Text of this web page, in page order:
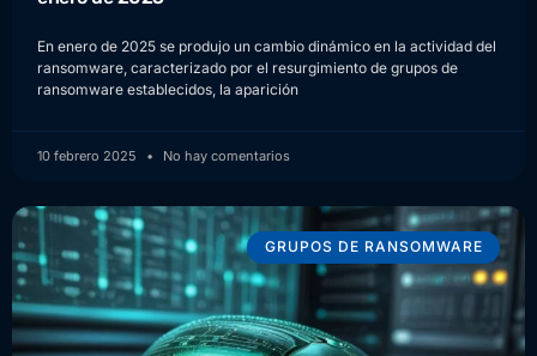
En enero de 2025 se produjo un cambio dinámico en la actividad del
ransomware, caracterizado por el resurgimiento de grupos de
ransomware establecidos, la aparición
10 febrero 2025 No hay comentarios
GRUPOS DE RANSOMWARE